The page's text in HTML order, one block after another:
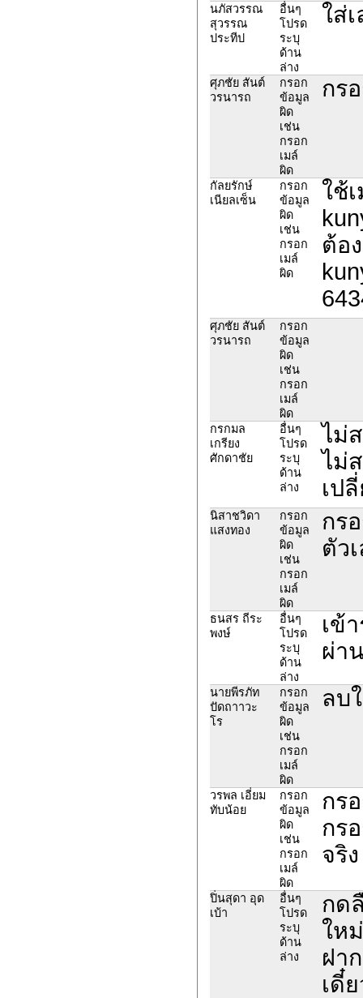
นภัสวรรณ
สุวรรณ
ประทีป
อื่นๆ
โปรด
ระบุ
ด้าน
ล่าง
ใส่
ศุภชัย สันต์
วรนารถ
กรอก
ข้อมูล
ผิด
เช่น
กรอก
เมล์
ผิด
กร
กัลยรักษ์
เนียลเซ็น
กรอก
ข้อมูล
ผิด
เช่น
กรอก
เมล์
ผิด
ใช้
ต้อ
ศุภชัย สันต์
วรนารถ
กรอก
ข้อมูล
ผิด
เช่น
กรอก
เมล์
ผิด
กรกมล
เกรียง
ศักดาชัย
อื่นๆ
โปรด
ระบุ
ด้าน
ล่าง
ไม่
ไม่
เป
นิสาชวิดา
แสงทอง
กรอก
ข้อมูล
ผิด
เช่น
กรอก
เมล์
ผิด
กร
ตัว
ธนสร ถีระ
พงษ์
อื่นๆ
โปรด
ระบุ
ด้าน
ล่าง
เข้
ผ่า
นายพีรภัท
ปัดถาาวะ
โร
กรอก
ข้อมูล
ผิด
เช่น
กรอก
เมล์
ผิด
ลบ
วรพล เอี่ยม
ทับน้อย
กรอก
ข้อมูล
ผิด
เช่น
กรอก
เมล์
ผิด
กร
กร
จริ
ปิ่นสุดา อุด
เบ้า
อื่นๆ
โปรด
ระบุ
ด้าน
ล่าง
กด
ให
ฝา
เดี๋